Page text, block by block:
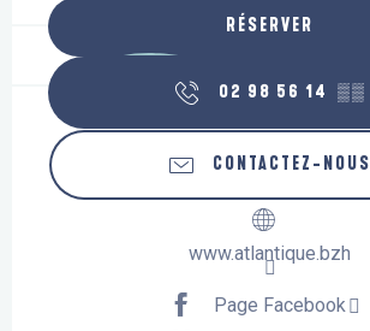
RÉSERVER
02 98 56 14 ▒▒
CONTACTEZ-NOUS
www.atlantique.bzh
Page Facebook